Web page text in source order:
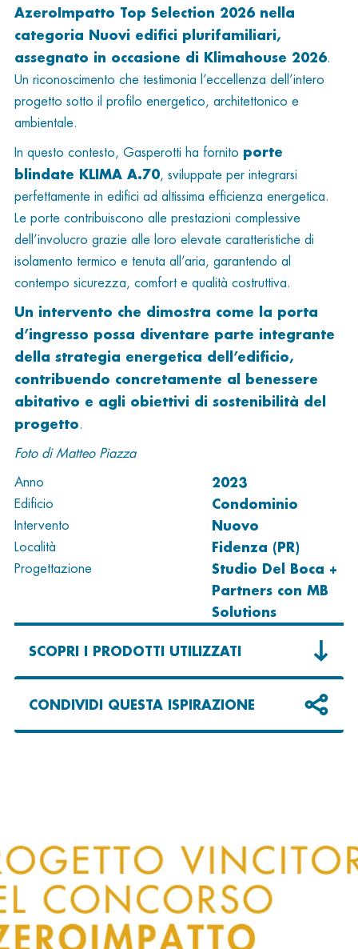
AzeroImpatto Top Selection 2026 nella
categoria Nuovi edifici plurifamiliari,
assegnato in occasione di Klimahouse 2026.
Un riconoscimento che testimonia l’eccellenza dell’intero
progetto sotto il profilo energetico, architettonico e
ambientale.
In questo contesto, Gasperotti ha fornito porte
blindate KLIMA A.70, sviluppate per integrarsi
perfettamente in edifici ad altissima efficienza energetica.
Le porte contribuiscono alle prestazioni complessive
dell’involucro grazie alle loro elevate caratteristiche di
isolamento termico e tenuta all’aria, garantendo al
contempo sicurezza, comfort e qualità costruttiva.
Un intervento che dimostra come la porta
d’ingresso possa diventare parte integrante
della strategia energetica dell’edificio,
contribuendo concretamente al benessere
abitativo e agli obiettivi di sostenibilità del
progetto.
Foto di Matteo Piazza
Anno
2023
Edificio Condominio
Intervento Nuovo
Località Fidenza (PR)
Progettazione
Studio Del Boca +
Partners con MB
Solutions
SCOPRI I PRODOTTI UTILIZZATI
CONDIVIDI QUESTA ISPIRAZIONE